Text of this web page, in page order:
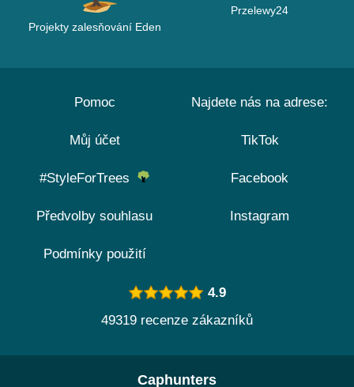
Projekty zalesňování Eden
Przelewy24
Pomoc
Můj účet
#StyleForTrees
Předvolby souhlasu
Podmínky použití
Najdete nás na adrese:
TikTok
Facebook
Instagram
4.9
49319 recenze zákazníků
Caphunters